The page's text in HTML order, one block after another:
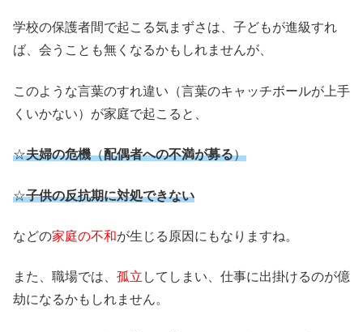
学校の保護者間で起こる気まずさは、子どもが進級すれ
ば、会うことも無くなるかもしれませんが、
このような言葉のすれ違い（言葉のキャッチボールが上手
くいかない）が家庭で起こると、
☆夫婦の危機（配偶者への不満が募る）
☆子供の反抗期に対処できない
などの家庭の不和が生じる原因にもなりますね。
また、職場では、 孤立 してしまい、仕事に出掛けるのが億
劫になるかもしれません。